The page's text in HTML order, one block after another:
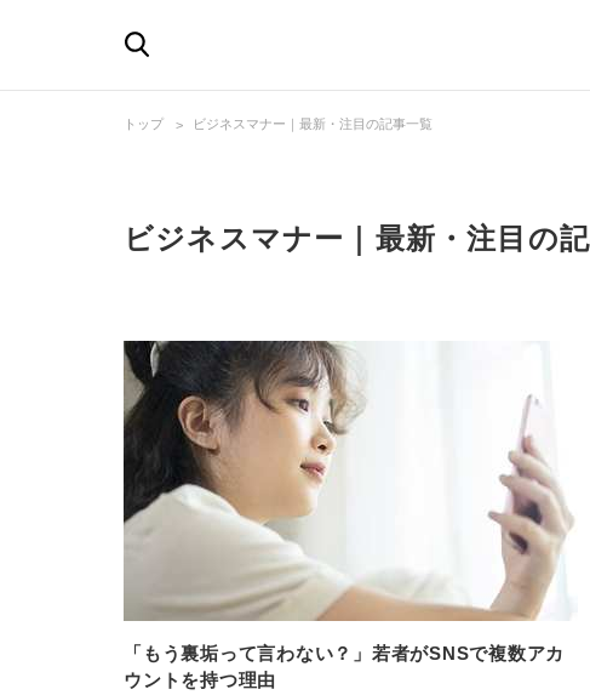
トップ ビジネスマナー｜最新・注目の記事一覧
ビジネスマナー｜最新・注目の
「もう裏垢って言わない？」若者がSNSで複数アカ
ウントを持つ理由